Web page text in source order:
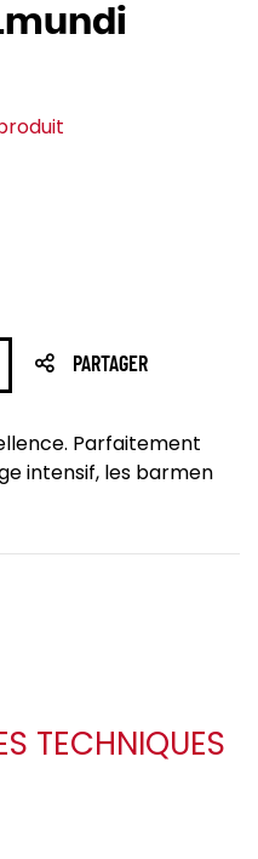
PARTAGER
Parfaitement
intensif, les barmen
TECHNIQUES